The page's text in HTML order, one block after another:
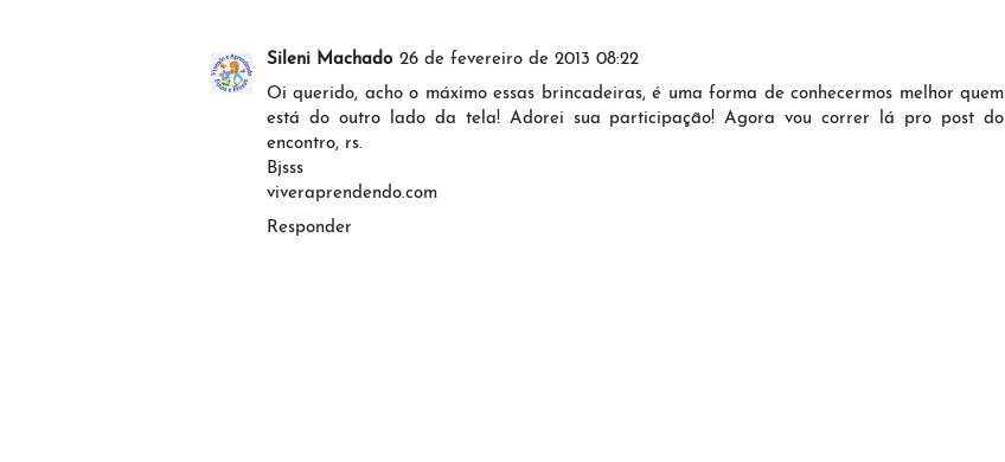
Sileni Machado 26 de fevereiro de 2013 08:22
Oi querido, acho o máximo essas brincadeiras, é uma forma de conhecermos melhor quem
está do outro lado da tela! Adorei sua participação! Agora vou correr lá pro post do
encontro, rs.
Bjsss
viveraprendendo.com
Responder